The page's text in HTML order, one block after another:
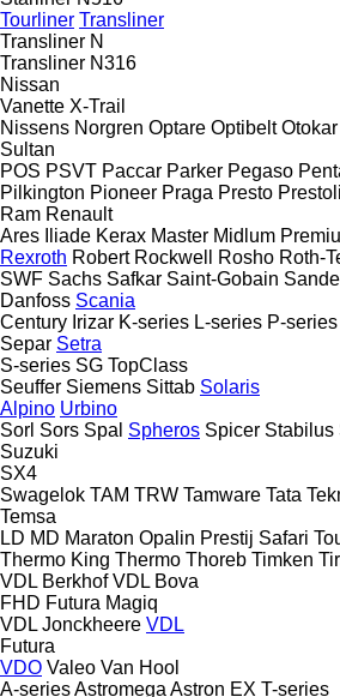
Tourliner Transliner
Transliner N
Transliner N316
Nissan
Vanette X-Trail
Nissens Norgren Optare Optibelt Otokar
Sultan
POS PSVT Paccar Parker Pegaso
Pilkington Pioneer Praga Presto
Ram Renault
Ares
Iliade Kerax Master Midlum
Rexroth Robert Rockwell Rosho Roth-
SWF Sachs Safkar Saint-Gobain
Danfoss Scania
Century Irizar K-series L-series P-series
Separ Setra
S-series SG TopClass
Seuffer Siemens Sittab Solaris
Alpino Urbino
Sorl Sors Spal Spheros Spicer Stabilus
Suzuki
SX4
Swagelok TAM TRW Tamware Tata
Temsa
LD MD Maraton Opalin Prestij Safari
Thermo King Thermo Thoreb Timken
VDL Berkhof VDL Bova
FHD Futura Magiq
VDL Jonckheere VDL
Futura
VDO Valeo Van Hool
A-seriesAstromega Astron EX T-series